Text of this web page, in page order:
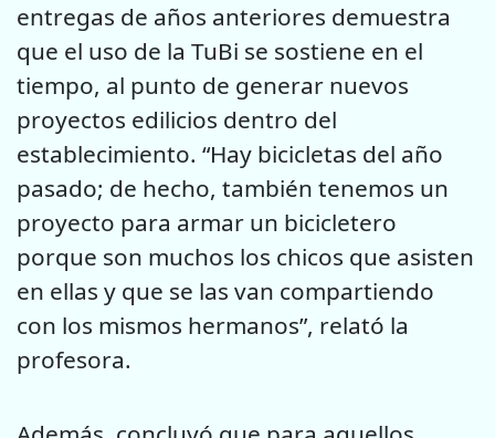
entregas de años anteriores demuestra
que el uso de la TuBi se sostiene en el
tiempo, al punto de generar nuevos
proyectos edilicios dentro del
establecimiento. “Hay bicicletas del año
pasado; de hecho, también tenemos un
proyecto para armar un bicicletero
porque son muchos los chicos que asisten
en ellas y que se las van compartiendo
con los mismos hermanos”, relató la
profesora.